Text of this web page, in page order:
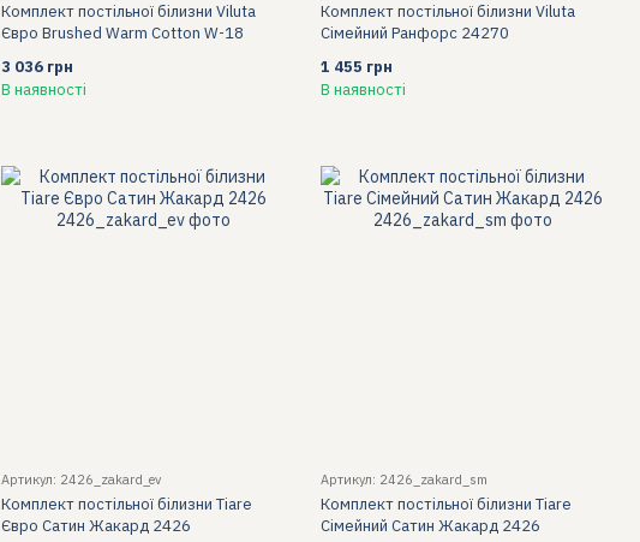
Комплект постільної білизни Viluta
Євро Brushed Warm Cotton W-18
3 036 грн
В наявності
Комплект постільної білизни Viluta
Сімейний Ранфорс 24270
1 455 грн
В наявності
Артикул: 2426_zakard_ev
Комплект постільної білизни Tiare
Євро Сатин Жакард 2426
Артикул: 2426_zakard_sm
Комплект постільної білизни Tiare
Сімейний Сатин Жакард 2426